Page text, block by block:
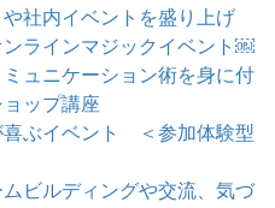
社内イベントを盛り上げ
ンラインマジックイベント￼
ュニケーション術を身に付
ップ講座
喜ぶイベント ＜参加体験型
ビルディングや交流、気づ